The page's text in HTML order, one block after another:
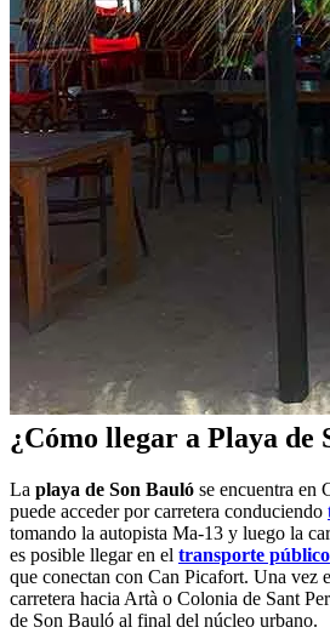
¿Cómo llegar a Playa de
La playa de Son Bauló se encuentra en
puede acceder por carretera conduciendo
tomando la autopista Ma-13 y luego la
es posible llegar en el transporte público
que conectan con Can Picafort. Una vez
carretera hacia Artà o Colonia de Sant
de Son Bauló al final del núcleo urbano.